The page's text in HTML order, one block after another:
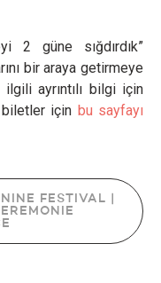
2 güne sığdırdık”
bir araya getirmeye
ayrıntılı bilgi için
için bu sayfayı
FESTIVAL |